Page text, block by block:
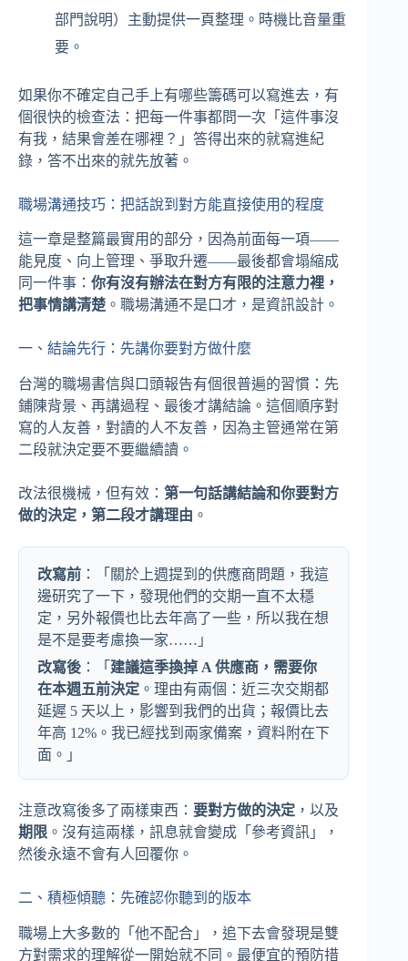
部門說明）主動提供一頁整理。時機比音量重
要。
如果你不確定自己手上有哪些籌碼可以寫進去，有
個很快的檢查法：把每一件事都問一次「這件事沒
有我，結果會差在哪裡？」答得出來的就寫進紀
錄，答不出來的就先放著。
職場溝通技巧：把話說到對方能直接使用的程度
這一章是整篇最實用的部分，因為前面每一項——
能見度、向上管理、爭取升遷——最後都會塌縮成
同一件事： 你有沒有辦法在對方有限的注意力裡，
把事情講清楚 。職場溝通不是口才，是資訊設計。
一、結論先行：先講你要對方做什麼
台灣的職場書信與口頭報告有個很普遍的習慣：先
鋪陳背景、再講過程、最後才講結論。這個順序對
寫的人友善，對讀的人不友善，因為主管通常在第
二段就決定要不要繼續讀。
改法很機械，但有效： 第一句話講結論和你要對方
做的決定，第二段才講理由 。
改寫前 ：「關於上週提到的供應商問題，我這
邊研究了一下，發現他們的交期一直不太穩
定，另外報價也比去年高了一些，所以我在想
是不是要考慮換一家……」
改寫後 ：「 建議這季換掉 A 供應商，需要你
在本週五前決定 。理由有兩個：近三次交期都
延遲 5 天以上，影響到我們的出貨；報價比去
年高 12%。我已經找到兩家備案，資料附在下
面。」
注意改寫後多了兩樣東西： 要對方做的決定 ，以及
期限 。沒有這兩樣，訊息就會變成「參考資訊」，
然後永遠不會有人回覆你。
二、積極傾聽：先確認你聽到的版本
職場上大多數的「他不配合」，追下去會發現是雙
方對需求的理解從一開始就不同。最便宜的預防措